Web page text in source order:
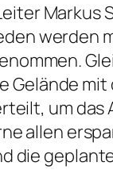
Markus
werden
Gelände
um das
allen
die